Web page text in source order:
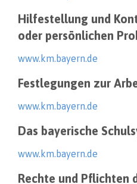
Hilfestellung und
oder persönlichen
www.km.bayern.de
Festlegungen zur
www.km.bayern.de
Das bayerische
www.km.bayern.de
Rechte und Pflichten